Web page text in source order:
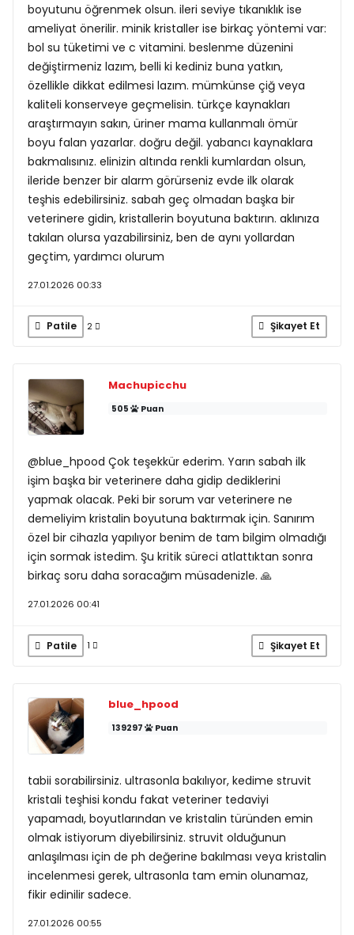
boyutunu öğrenmek olsun. ileri seviye tıkanıklık ise
ameliyat önerilir. minik kristaller ise birkaç yöntemi var:
bol su tüketimi ve c vitamini. beslenme düzenini
değiştirmeniz lazım, belli ki kediniz buna yatkın,
özellikle dikkat edilmesi lazım. mümkünse çiğ veya
kaliteli konserveye geçmelisin. türkçe kaynakları
araştırmayın sakın, üriner mama kullanmalı ömür
boyu falan yazarlar. doğru değil. yabancı kaynaklara
bakmalısınız. elinizin altında renkli kumlardan olsun,
ileride benzer bir alarm görürseniz evde ilk olarak
teşhis edebilirsiniz. sabah geç olmadan başka bir
veterinere gidin, kristallerin boyutuna baktırın. aklınıza
takılan olursa yazabilirsiniz, ben de aynı yollardan
geçtim, yardımcı olurum
27.01.2026 00:33
Patile 2 Şikayet Et
Machupicchu
505 Puan
@blue_hpood Çok teşekkür ederim. Yarın sabah ilk
işim başka bir veterinere daha gidip dediklerini
yapmak olacak. Peki bir sorum var veterinere ne
demeliyim kristalin boyutuna baktırmak için. Sanırım
özel bir cihazla yapılıyor benim de tam bilgim olmadığı
için sormak istedim. Şu kritik süreci atlattıktan sonra
birkaç soru daha soracağım müsadenizle. 🙏
27.01.2026 00:41
Patile 1 Şikayet Et
blue_hpood
139297 Puan
tabii sorabilirsiniz. ultrasonla bakılıyor, kedime struvit
kristali teşhisi kondu fakat veteriner tedaviyi
yapamadı, boyutlarından ve kristalin türünden emin
olmak istiyorum diyebilirsiniz. struvit olduğunun
anlaşılması için de ph değerine bakılması veya kristalin
incelenmesi gerek, ultrasonla tam emin olunamaz,
fikir edinilir sadece.
27.01.2026 00:55